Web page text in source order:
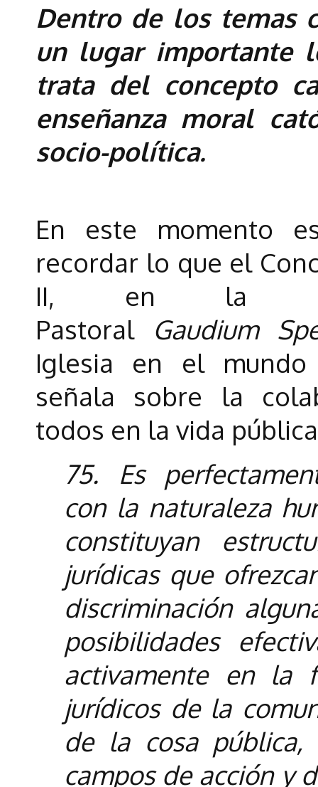
Dentro de los temas
un lugar importante
trata del concepto
enseñanza moral
socio-política.
En este momento
recordar lo que el
II, en la
Pastoral Gaudium
Iglesia en el mundo
señala sobre la
todos en la vida
75. Es
con la naturaleza
constituyan
jurídicas que
discriminación
posibilidades
activamente en la
jurídicos de la
de la cosa
campos de acción y